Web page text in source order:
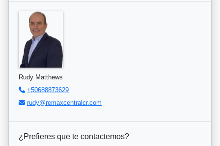
Rudy Matthews
+50688873629
rudy@remaxcentralcr.com
¿Prefieres que te contactemos?